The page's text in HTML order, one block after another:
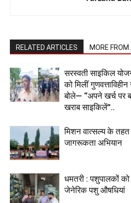
RELATED ARTICLES MORE
सरस्वती साइकिल
को मिलीं
बोले— “अपने खर्च पर
खराब साइकिलें”..
मिशन वात्सल्य के तहत
जागरूकता अभियान
धमतरी : पशुपालकों को
जेनेरिक पशु औषधियां